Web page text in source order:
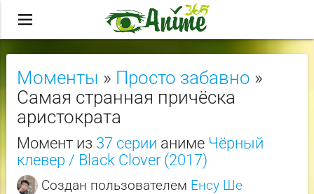
menu
Моменты » Просто забавно »
Самая странная причёска
аристократа
Момент из 37 серии аниме Чёрный
клевер / Black Clover (2017)
Создан пользователем Енсу Ше